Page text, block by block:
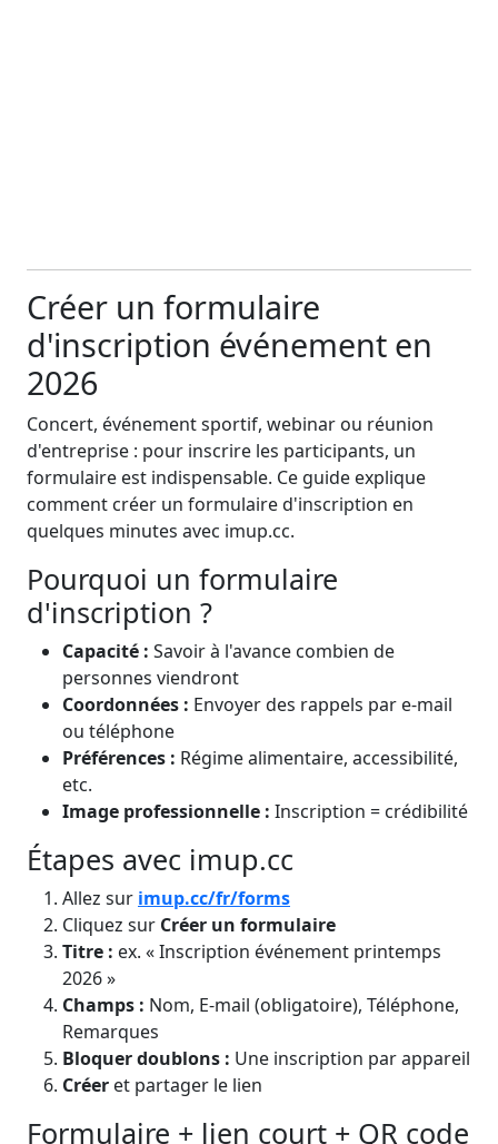
Créer un formulaire
d'inscription événement en
2026
Concert, événement sportif, webinar ou réunion
d'entreprise : pour inscrire les participants, un
formulaire est indispensable. Ce guide explique
comment créer un formulaire d'inscription en
quelques minutes avec imup.cc.
Pourquoi un formulaire
d'inscription ?
Capacité : Savoir à l'avance combien de
personnes viendront
Coordonnées : Envoyer des rappels par e-mail
ou téléphone
Préférences : Régime alimentaire, accessibilité,
etc.
Image professionnelle : Inscription = crédibilité
Étapes avec imup.cc
Allez sur imup.cc/fr/forms
Cliquez sur Créer un formulaire
Titre : ex. « Inscription événement printemps
2026 »
Champs : Nom, E-mail (obligatoire), Téléphone,
Remarques
Bloquer doublons : Une inscription par appareil
Créer et partager le lien
Formulaire + lien court + QR code